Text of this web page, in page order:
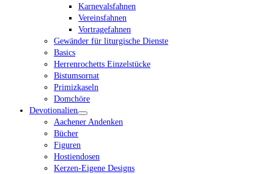
Karnevalsfahnen
Vereinsfahnen
Vortragefahnen
Gewänder für liturgische Dienste
Basics
Herrenrochetts Einzelstücke
Bistumsornat
Primizkaseln
Domchöre
Devotionalien
Aachener Andenken
Bücher
Figuren
Hostiendosen
Kerzen-Eigene Designs